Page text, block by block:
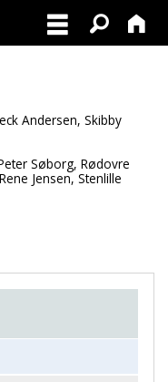
Andersen, Skibby
Søborg, Rødovre
Jensen, Stenlille